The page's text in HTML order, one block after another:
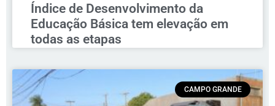
Índice de Desenvolvimento da
Educação Básica tem elevação em
todas as etapas
CAMPO GRANDE